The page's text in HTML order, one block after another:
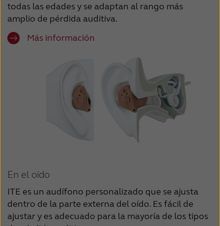
todas las edades y se adaptan al rango más
amplio de pérdida auditiva.
Más información
En el oído
ITE es un audífono personalizado que se ajusta
dentro de la parte externa del oído. Es fácil de
ajustar y es adecuado para la mayoría de los tipos